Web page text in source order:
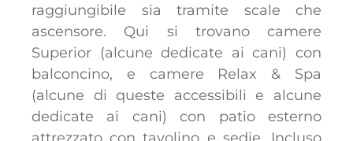
raggiungibile sia tramite scale che
ascensore. Qui si trovano camere
Superior (alcune dedicate ai cani) con
balconcino, e camere Relax & Spa
(alcune di queste accessibili e alcune
dedicate ai cani) con patio esterno